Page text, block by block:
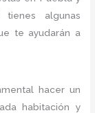
algunas
te ayudarán a
hacer un
habitación y